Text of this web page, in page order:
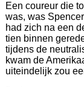
Een coureur die
was, was
had zich na een
tien binnen
tijdens de
kwam de
uiteindelijk zou